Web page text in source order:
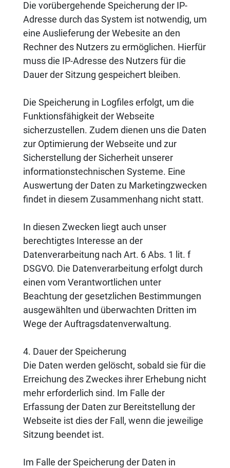
Die vorübergehende Speicherung der IP-
Adresse durch das System ist notwendig, um
eine Auslieferung der Webesite an den
Rechner des Nutzers zu ermöglichen. Hierfür
muss die IP-Adresse des Nutzers für die
Dauer der Sitzung gespeichert bleiben.
Die Speicherung in Logfiles erfolgt, um die
Funktionsfähigkeit der Webseite
sicherzustellen. Zudem dienen uns die Daten
zur Optimierung der Webseite und zur
Sicherstellung der Sicherheit unserer
informationstechnischen Systeme. Eine
Auswertung der Daten zu Marketingzwecken
findet in diesem Zusammenhang nicht statt.
In diesen Zwecken liegt auch unser
berechtigtes Interesse an der
Datenverarbeitung nach Art. 6 Abs. 1 lit. f
DSGVO. Die Datenverarbeitung erfolgt durch
einen vom Verantwortlichen unter
Beachtung der gesetzlichen Bestimmungen
ausgewählten und überwachten Dritten im
Wege der Auftragsdatenverwaltung.
4. Dauer der Speicherung
Die Daten werden gelöscht, sobald sie für die
Erreichung des Zweckes ihrer Erhebung nicht
mehr erforderlich sind. Im Falle der
Erfassung der Daten zur Bereitstellung der
Webseite ist dies der Fall, wenn die jeweilige
Sitzung beendet ist.
Im Falle der Speicherung der Daten in